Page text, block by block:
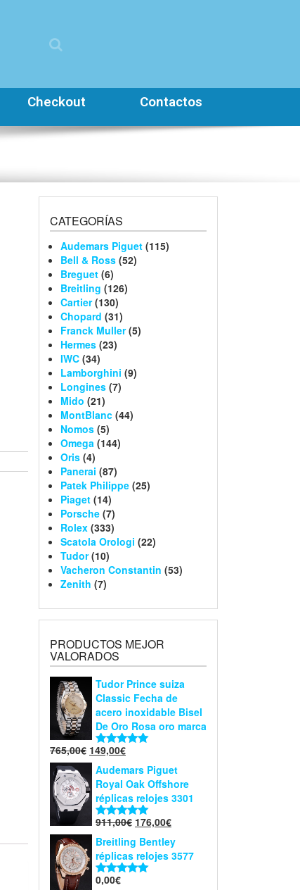
Checkout Contactos
CATEGORÍAS
Audemars Piguet (115)
Bell & Ross (52)
Breguet (6)
Breitling (126)
Cartier (130)
Chopard (31)
Franck Muller (5)
Hermes (23)
IWC (34)
Lamborghini (9)
Longines (7)
Mido (21)
MontBlanc (44)
Nomos (5)
Omega (144)
Oris (4)
Panerai (87)
Patek Philippe (25)
Piaget (14)
Porsche (7)
Rolex (333)
Scatola Orologi (22)
Tudor (10)
Vacheron Constantin (53)
Zenith (7)
PRODUCTOS MEJOR
VALORADOS
Tudor Prince suiza
Classic Fecha de
acero inoxidable Bisel
De Oro Rosa oro marca
Valorado en
765,00€ 149,00€
Audemars Piguet
Royal Oak Offshore
réplicas relojes 3301
Valorado en
911,00€ 176,00€
Breitling Bentley
réplicas relojes 3577
Valorado en
0,00€